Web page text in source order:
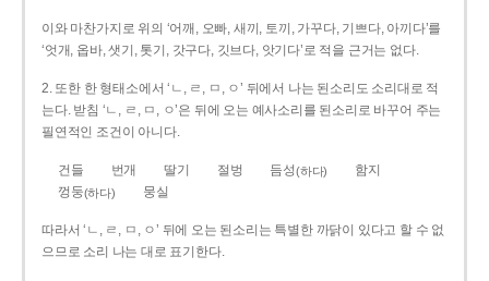
이와 마찬가지로 위의 ‘어깨, 오빠, 새끼, 토끼, 가꾸다, 기쁘다, 아끼다’를
‘엇개, 옵바, 샛기, 톳기, 갓구다, 깃브다, 앗기다’로 적을 근거는 없다.
2. 또한 한 형태소에서 ‘ㄴ, ㄹ, ㅁ, ㅇ’ 뒤에서 나는 된소리도 소리대로 적
는다. 받침 ‘ㄴ, ㄹ, ㅁ, ㅇ’은 뒤에 오는 예사소리를 된소리로 바꾸어 주는
필연적인 조건이 아니다.
건들 번개 딸기 절벙 듬성(하다)
함지
껑둥(하다) 뭉실
따라서 ‘ㄴ, ㄹ, ㅁ, ㅇ’ 뒤에 오는 된소리는 특별한 까닭이 있다고 할 수 없
으므로 소리 나는 대로 표기한다.